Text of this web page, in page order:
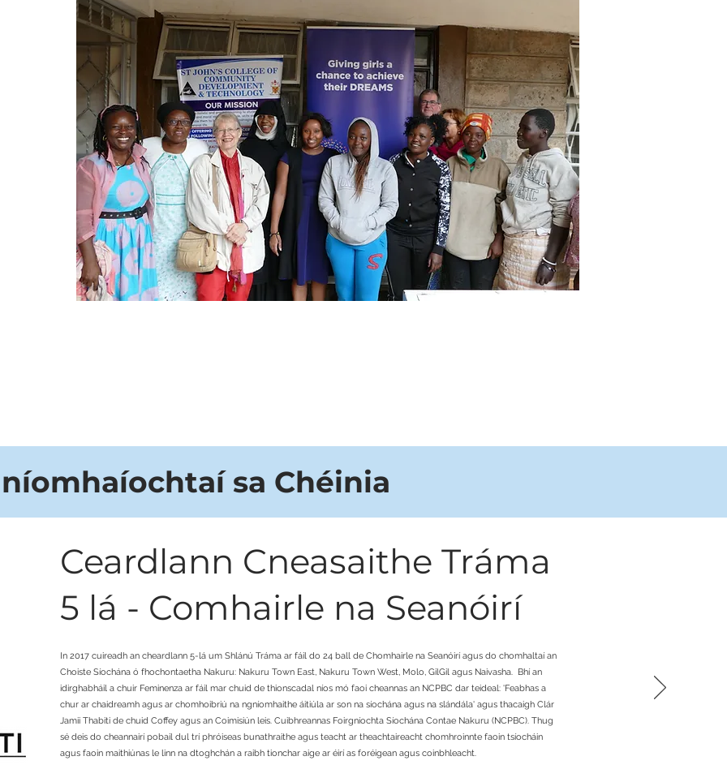
sa Chéinia
Ceardlann Cneasaithe Tráma
5 lá - Comhairle na Seanóirí
In 2017 cuireadh an cheardlann 5-lá um Shlánú Tráma ar fáil do 24 ball de Chomhairle na Seanóirí agus do chomhaltaí an
Choiste Síochána ó fhochontaetha Nakuru: Nakuru Town East, Nakuru Town West, Molo, GilGil agus Naivasha. Bhí an
idirghabháil a chuir Feminenza ar fáil mar chuid de thionscadal níos mó faoi cheannas an NCPBC dar teideal: 'Feabhas a
chur ar chaidreamh agus ar chomhoibriú na ngníomhaithe áitiúla ar son na síochána agus na slándála' agus thacaigh Clár
Jamii Thabiti de chuid Coffey agus an Coimisiún leis. Cuibhreannas Foirgníochta Síochána Contae Nakuru (NCPBC). Thug
sé deis do cheannairí pobail dul trí phróiseas bunathraithe agus teacht ar theachtaireacht chomhroinnte faoin tsíocháin
agus faoin maithiúnas le linn na dtoghchán a raibh tionchar aige ar éirí as foréigean agus coinbhleacht.